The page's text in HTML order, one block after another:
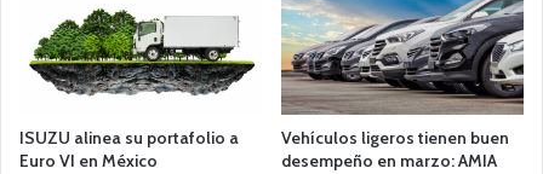
ISUZU alinea su portafolio a
Euro VI en México
Vehículos ligeros tienen buen
desempeño en marzo: AMIA